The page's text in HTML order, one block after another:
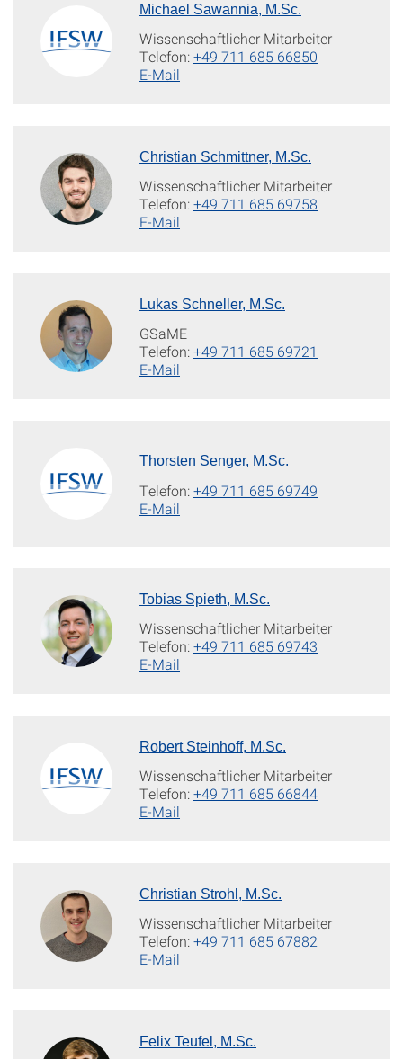
Michael Sawannia, M.Sc.
Wissenschaftlicher Mitarbeiter
Telefon:+49 711 685 66850
E-Mail
Christian Schmittner, M.Sc.
Wissenschaftlicher Mitarbeiter
Telefon:+49 711 685 69758
E-Mail
Lukas Schneller, M.Sc.
GSaME
Telefon:+49 711 685 69721
E-Mail
Thorsten Senger, M.Sc.
Telefon:+49 711 685 69749
E-Mail
Tobias Spieth, M.Sc.
Wissenschaftlicher Mitarbeiter
Telefon:+49 711 685 69743
E-Mail
Robert Steinhoff, M.Sc.
Wissenschaftlicher Mitarbeiter
Telefon:+49 711 685 66844
E-Mail
Christian Strohl, M.Sc.
Wissenschaftlicher Mitarbeiter
Telefon:+49 711 685 67882
E-Mail
Felix Teufel, M.Sc.